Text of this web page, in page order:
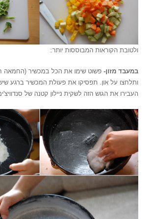
ולטובת הקוראות המבוססות יותר:
במעבד מזון-פשוט שימו את הכל במכשיר (החמאה
ותלחצו על און. תפסיקו את פעולת המכשיר ברגע
העבירו את הגוש הזה לשקית ניילון קטנה של